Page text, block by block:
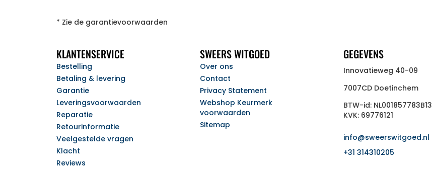
* Zie de garantievoorwaarden
KLANTENSERVICE
Bestelling
Betaling & levering
Garantie
Leveringsvoorwaarden
Reparatie
Retourinformatie
Veelgestelde vragen
Klacht
Reviews
SWEERS WITGOED
Over ons
Contact
Privacy Statement
Webshop Keurmerk
voorwaarden
Sitemap
GEGEVENS
Innovatieweg 40-09
7007CD Doetinchem
BTW-id: NL001857783B13
KVK: 69776121
info@sweerswitgoed.nl
+31 314310205